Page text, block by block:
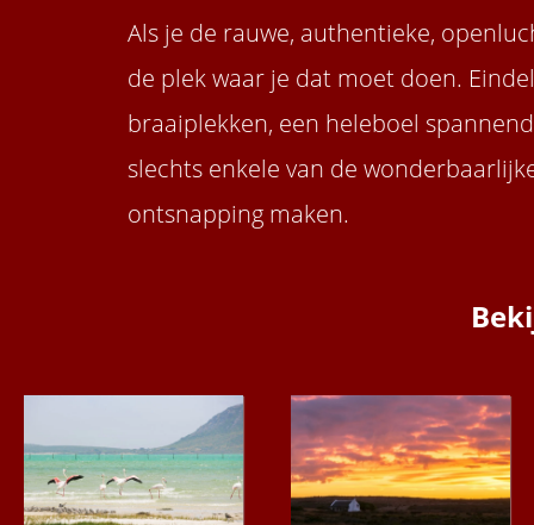
Als je de rauwe, authentieke,
de plek waar je dat moet doen.
braaiplekken, een heleboel
slechts enkele van de
ontsnapping maken.